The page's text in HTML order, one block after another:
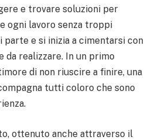
e trovare soluzioni per
ogni lavoro senza troppi
parte e si inizia a cimentarsi con
da realizzare. In un primo
di non riuscire a finire, una
tutti coloro che sono
ottenuto anche attraverso il